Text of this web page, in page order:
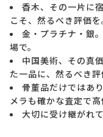
香木、その一片に
こそ、然るべき評価を
金・プラチナ・銀
場で。
中国美術、その真
た一品に、然るべき評
骨董品だけではあ
メラも確かな査定で高
大切に受け継がれ